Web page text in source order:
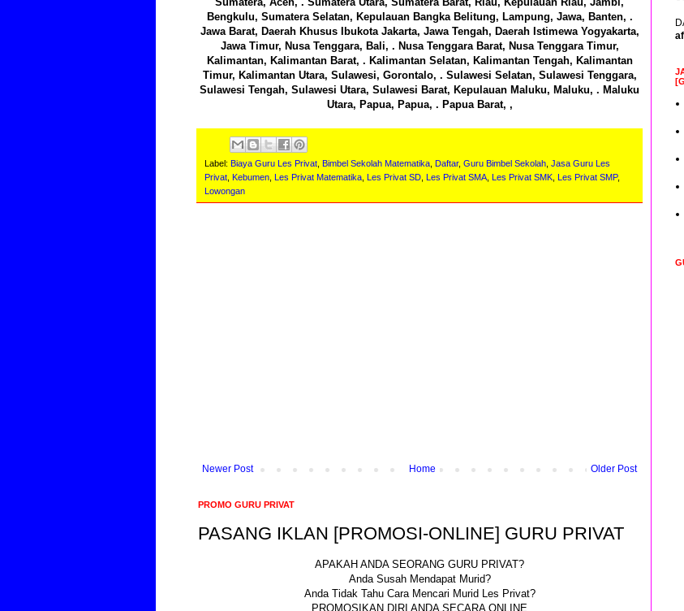
Bengkulu, Sumatera Selatan, Kepulauan Bangka Belitung, Lampung, Jawa, Banten, .
Jawa Barat, Daerah Khusus Ibukota Jakarta, Jawa Tengah, Daerah Istimewa Yogyakarta,
Jawa Timur, Nusa Tenggara, Bali, . Nusa Tenggara Barat, Nusa Tenggara Timur,
Kalimantan, Kalimantan Barat, . Kalimantan Selatan, Kalimantan Tengah, Kalimantan
Timur, Kalimantan Utara, Sulawesi, Gorontalo, . Sulawesi Selatan, Sulawesi Tenggara,
Sulawesi Tengah, Sulawesi Utara, Sulawesi Barat, Kepulauan Maluku, Maluku, . Maluku
Utara, Papua, Papua, . Papua Barat, ,
Label: Biaya Guru Les Privat Bimbel Sekolah Matematika Daftar, Guru Bimbel Sekolah Jasa Guru Les
Privat
Kebumen Les Privat Matematika Les Privat SD Les Privat SMA Les Privat SMK Les Privat SMP,
Lowongan
Newer Post Older Post
Home
PROMO GURU PRIVAT
PASANG IKLAN [PROMOSI-ONLINE] GURU PRIVAT
APAKAH ANDA SEORANG GURU PRIVAT?
Anda Susah Mendapat Murid?
Anda Tidak Tahu Cara Mencari Murid Les Privat?
PROMOSIKAN DIRI ANDA SECARA ONLINE